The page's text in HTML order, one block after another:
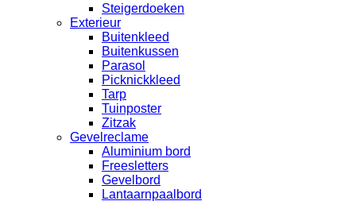
Steigerdoeken
Exterieur
Buitenkleed
Buitenkussen
Parasol
Picknickkleed
Tarp
Tuinposter
Zitzak
Gevelreclame
Aluminium bord
Freesletters
Gevelbord
Lantaarnpaalbord